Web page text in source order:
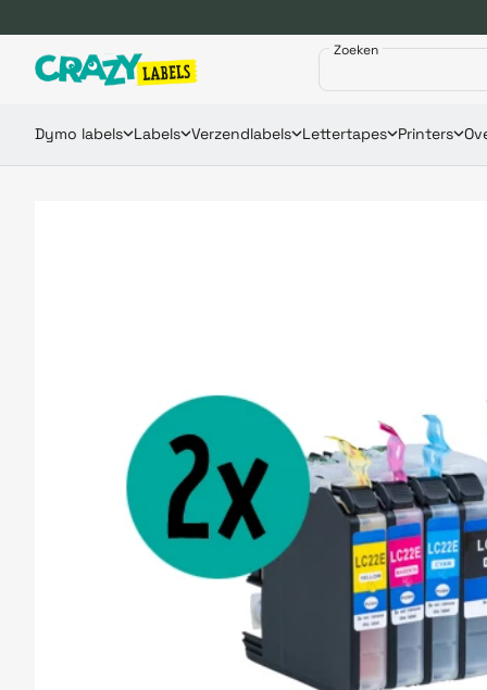
Zoeken
Dymo labels Labels Verzendlabels Lettertapes Printers